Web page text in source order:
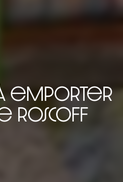
emporter
Roscoff